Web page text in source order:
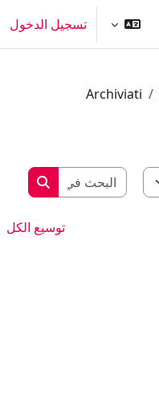
تسجيل الدخول
Archiviati
البحث في
البحث
توسيع الكل